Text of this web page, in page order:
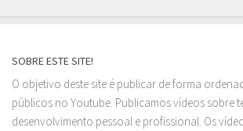
SOBRE ESTE SITE!
O objetivo deste site é publicar de forma
públicos no Youtube. Publicamos vídeos sobre
desenvolvimento pessoal e profissional. Os